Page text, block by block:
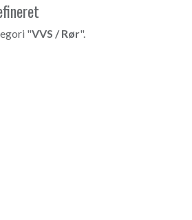
"VVS / Rør".